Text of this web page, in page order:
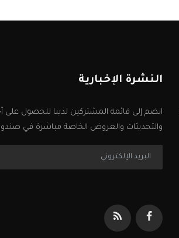
النشرة الإخبارية
انضم إلى قائمة المشتركين لدينا للحصول على
والتحديثات والعروض الخاصة مباشرة في